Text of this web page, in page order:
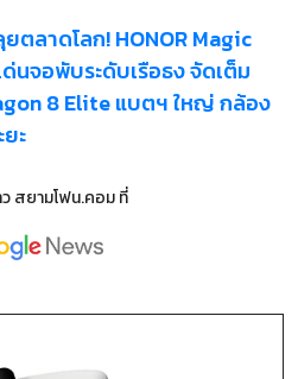
ตลาดโลก! HONOR Magic
นจอพับระดับเรือธง จัดเต็ม
8 Elite แบตฯ ใหญ่ กล้อง
ะ
สยามโฟน.คอมที่